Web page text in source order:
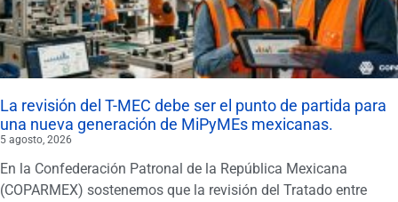
La revisión del T-MEC debe ser el punto de partida para
una nueva generación de MiPyMEs mexicanas.
5 agosto, 2026
En la Confederación Patronal de la República Mexicana
(COPARMEX) sostenemos que la revisión del Tratado entre